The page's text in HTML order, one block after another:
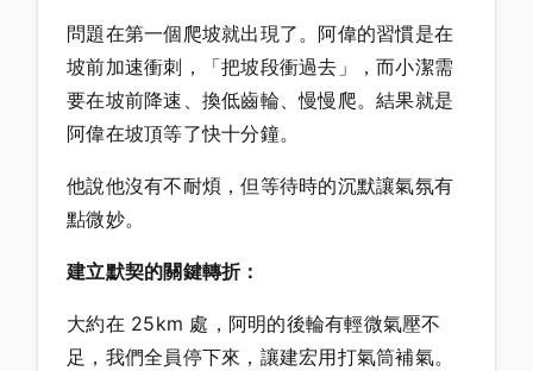
問題在第一個爬坡就出現了。阿偉的習慣是在
坡前加速衝刺，「把坡段衝過去」，而小潔需
要在坡前降速、換低齒輪、慢慢爬。結果就是
阿偉在坡頂等了快十分鐘。
他說他沒有不耐煩，但等待時的沉默讓氣氛有
點微妙。
建立默契的關鍵轉折：
大約在 25km 處，阿明的後輪有輕微氣壓不
足，我們全員停下來，讓建宏用打氣筒補氣。